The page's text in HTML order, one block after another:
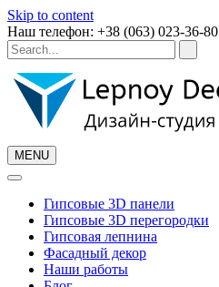
Skip to content
Наш телефон: +38 (063) 023-36-80
MENU
Гипсовые 3D панели
Гипсовые 3D перегородки
Гипсовая лепнина
Фасадный декор
Наши работы